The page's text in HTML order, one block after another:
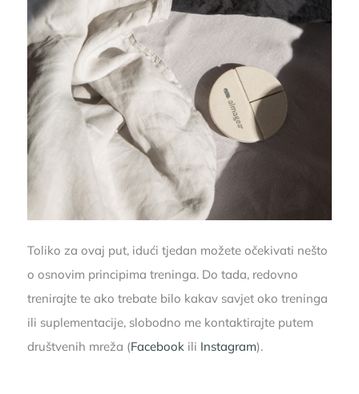
Toliko za ovaj put, idući tjedan možete očekivati nešto
o osnovim principima treninga. Do tada, redovno
trenirajte te ako trebate bilo kakav savjet oko treninga
ili suplementacije, slobodno me kontaktirajte putem
društvenih mreža (Facebookili Instagram).